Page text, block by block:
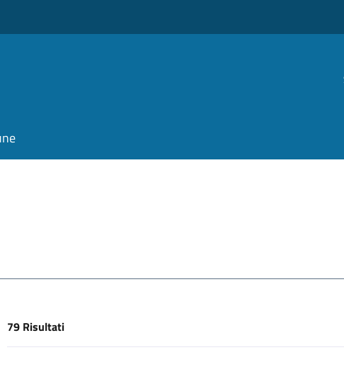
[results] Risultati
79 Risultati